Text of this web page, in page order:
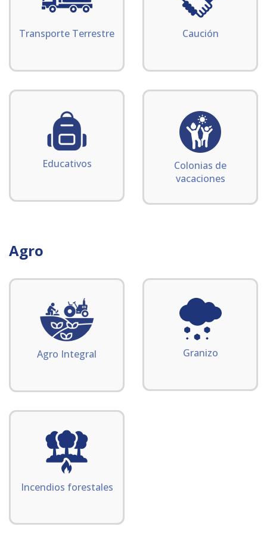
Transporte Terrestre Caución
Educativos
Colonias de
vacaciones
Agro
Agro Integral Granizo
Incendios forestales